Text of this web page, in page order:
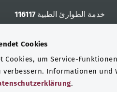
Cookies
Cookies, um Service-
verbessern. Informationen
.
خدمة الطوارئ الطبية116117